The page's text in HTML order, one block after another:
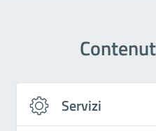
Servizi